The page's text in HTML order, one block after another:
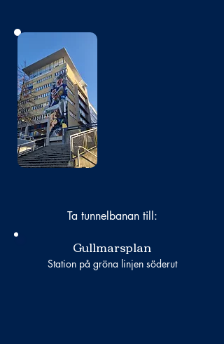
Bild
saknas
Ta tunnelbanan till:
Gullmarsplan
Station på gröna linjen söderut